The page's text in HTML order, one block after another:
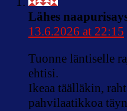
Lähes naapuri
13.6.2026 at 22:15
Tuonne läntiselle
ehtisi.
Ikeaa täälläkin,
pahvilaatikkoa